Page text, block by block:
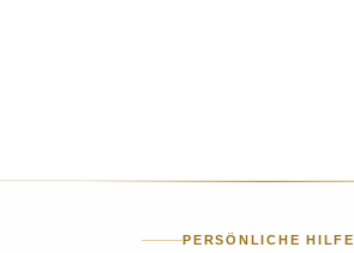
PERSÖNLICHE HILFE